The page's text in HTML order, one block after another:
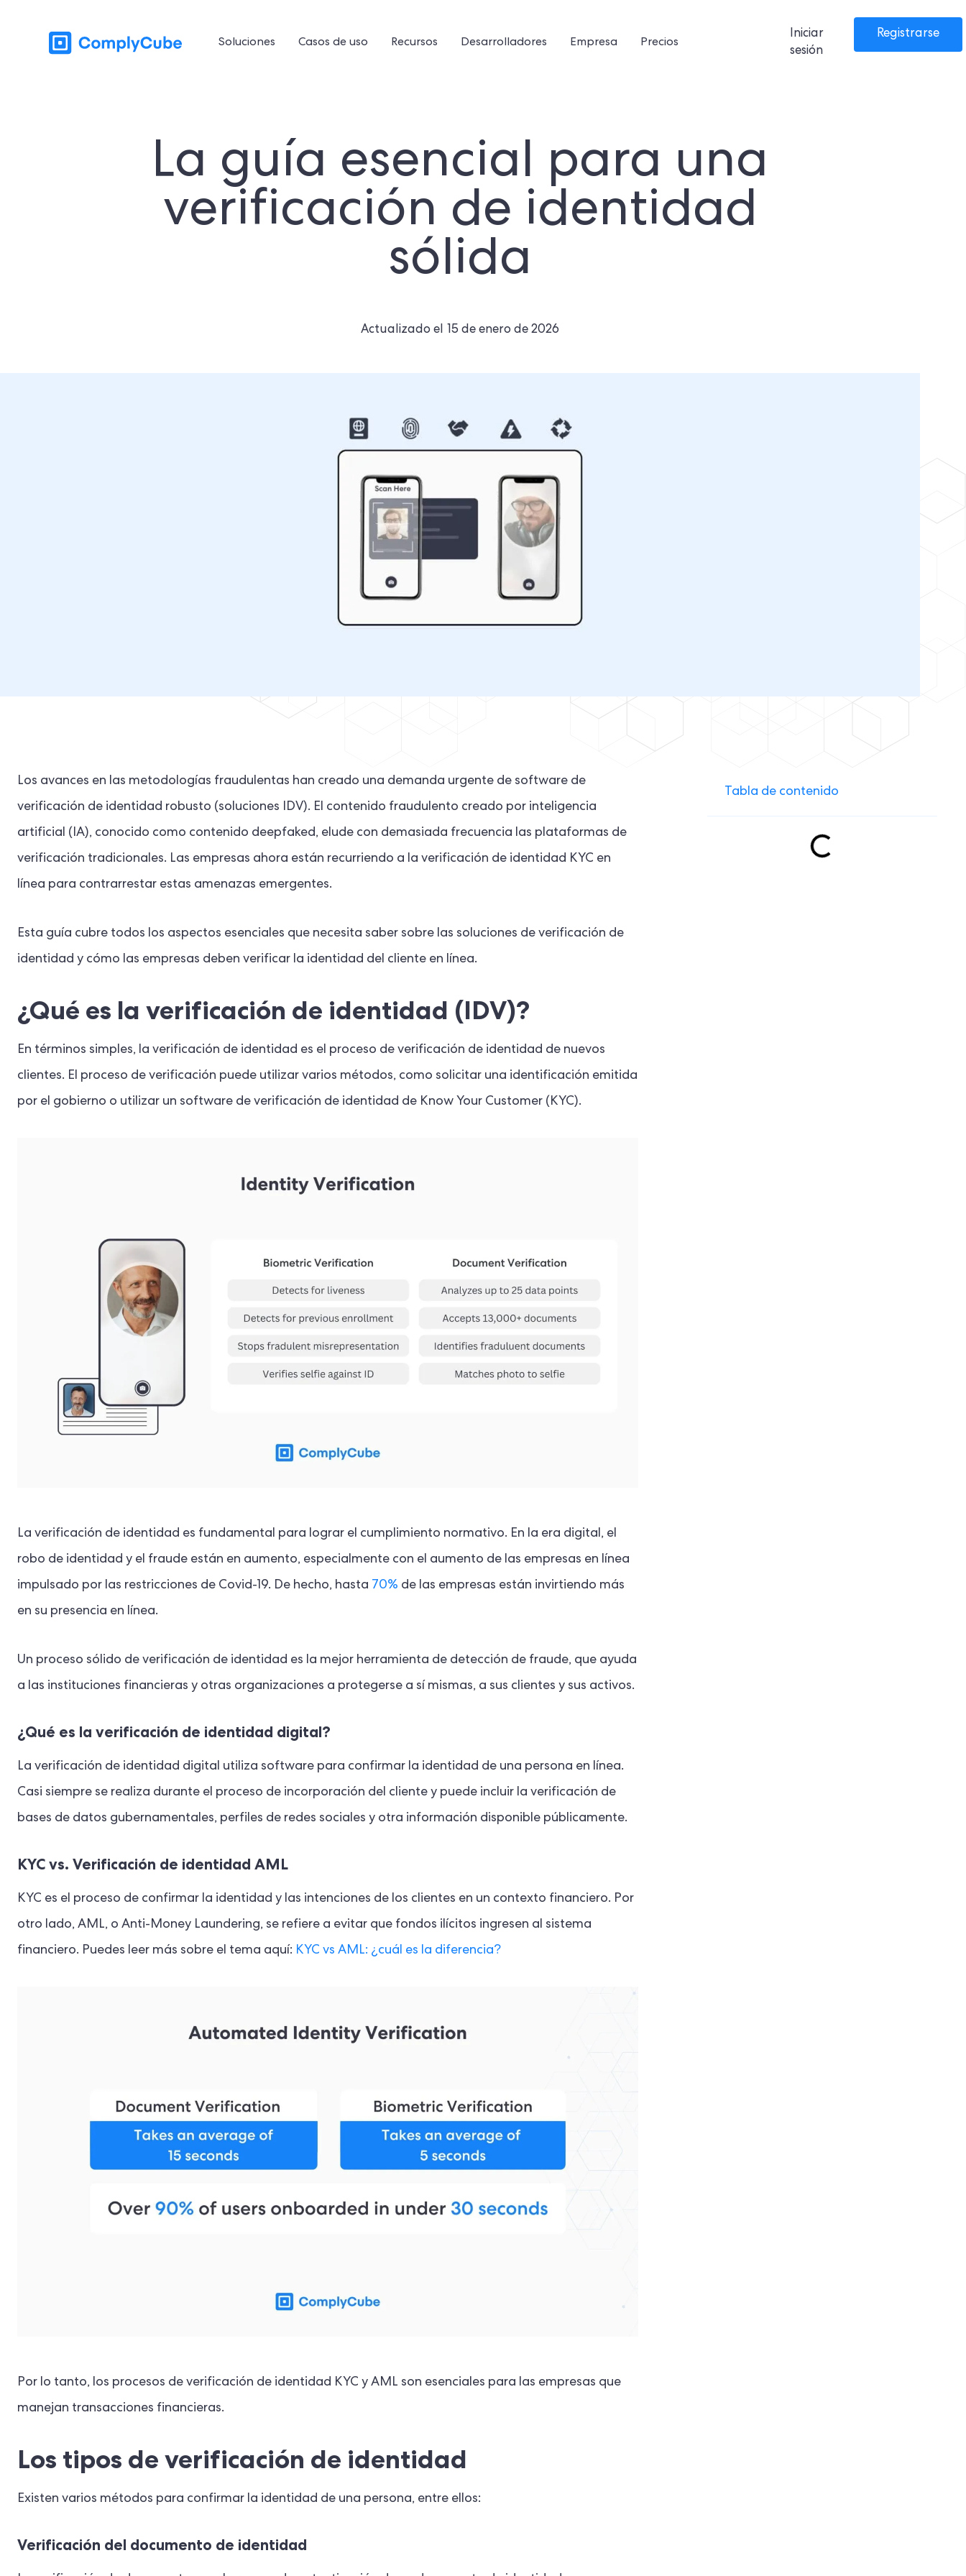
Soluciones Casos de uso Recursos Desarrolladores Empresa Precios
Iniciar
sesión
Registrarse
La guía esencial para una
verificación de identidad
sólida
Actualizado el 15 de enero de 2026
Los avances en las metodologías fraudulentas han creado una demanda urgente de software de
verificación de identidad robusto (soluciones IDV). El contenido fraudulento creado por inteligencia
artificial (IA), conocido como contenido deepfaked, elude con demasiada frecuencia las plataformas de
verificación tradicionales. Las empresas ahora están recurriendo a la verificación de identidad KYC en
línea para contrarrestar estas amenazas emergentes.
Esta guía cubre todos los aspectos esenciales que necesita saber sobre las soluciones de verificación de
identidad y cómo las empresas deben verificar la identidad del cliente en línea.
¿Qué es la verificación de identidad (IDV)?
En términos simples, la verificación de identidad es el proceso de verificación de identidad de nuevos
clientes. El proceso de verificación puede utilizar varios métodos, como solicitar una identificación emitida
por el gobierno o utilizar un software de verificación de identidad de Know Your Customer (KYC).
La verificación de identidad es fundamental para lograr el cumplimiento normativo. En la era digital, el
robo de identidad y el fraude están en aumento, especialmente con el aumento de las empresas en línea
impulsado por las restricciones de Covid-19. De hecho, hasta 70% de las empresas están invirtiendo más
en su presencia en línea.
Un proceso sólido de verificación de identidad es la mejor herramienta de detección de fraude, que ayuda
a las instituciones financieras y otras organizaciones a protegerse a sí mismas, a sus clientes y sus activos.
¿Qué es la verificación de identidad digital?
La verificación de identidad digital utiliza software para confirmar la identidad de una persona en línea.
Casi siempre se realiza durante el proceso de incorporación del cliente y puede incluir la verificación de
bases de datos gubernamentales, perfiles de redes sociales y otra información disponible públicamente.
KYC vs. Verificación de identidad AML
KYC es el proceso de confirmar la identidad y las intenciones de los clientes en un contexto financiero. Por
otro lado, AML, o Anti-Money Laundering, se refiere a evitar que fondos ilícitos ingresen al sistema
financiero. Puedes leer más sobre el tema aquí: KYC vs AML: ¿cuál es la diferencia?
Por lo tanto, los procesos de verificación de identidad KYC y AML son esenciales para las empresas que
manejan transacciones financieras.
Los tipos de verificación de identidad
Existen varios métodos para confirmar la identidad de una persona, entre ellos:
Verificación del documento de identidad
Tabla de contenido